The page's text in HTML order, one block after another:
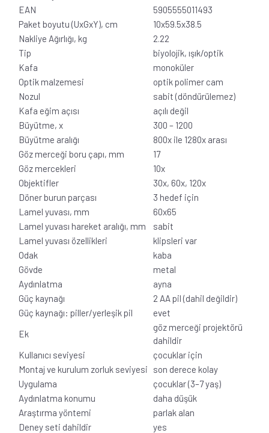
EAN
5905555011493
Paket boyutu (UxGxY), cm
10x59.5x38.5
Nakliye Ağırlığı, kg
2.22
Tip
biyolojik, ışık/optik
Kafa
monoküler
Optik malzemesi
optik polimer cam
Nozul
sabit (döndürülemez)
Kafa eğim açısı
açılı değil
Büyütme, x
300 – 1200
Büyütme aralığı
800x ile 1280x arası
Göz merceği boru çapı, mm
17
Göz mercekleri
10x
Objektifler
30x, 60x, 120x
Döner burun parçası
3 hedef için
Lamel yuvası, mm
60x65
Lamel yuvası hareket aralığı, mm
sabit
Lamel yuvası özellikleri
klipsleri var
Odak
kaba
Gövde
metal
Aydınlatma
ayna
Güç kaynağı
2 AA pil (dahil değildir)
Güç kaynağı: piller/yerleşik pil
evet
Ek
göz merceği projektörü
dahildir
Kullanıcı seviyesi
çocuklar için
Montaj ve kurulum zorluk seviyesi
son derece kolay
Uygulama
çocuklar (3–7 yaş)
Aydınlatma konumu
daha düşük
Araştırma yöntemi
parlak alan
Deney seti dahildir
yes